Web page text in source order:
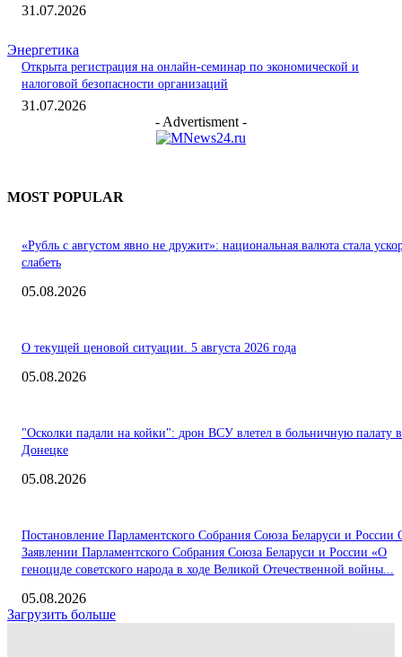
31.07.2026
Энергетика
Открыта регистрация на онлайн-семинар по экономической и
налоговой безопасности организаций
31.07.2026
- Advertisment -
MOST POPULAR
«Рубль с августом явно не дружит»: национальная валюта стала
слабеть
05.08.2026
О текущей ценовой ситуации. 5 августа 2026 года
05.08.2026
"Осколки падали на койки": дрон ВСУ влетел в больничную палату в
Донецке
05.08.2026
Постановление Парламентского Собрания Союза Беларуси и России
Заявлении Парламентского Собрания Союза Беларуси и России «О
геноциде советского народа в ходе Великой Отечественной войны...
05.08.2026
Загрузить больше